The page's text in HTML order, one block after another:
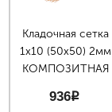
Кладочная сетка
1х10 (50х50) 2мм
КОМПОЗИТНАЯ
936p